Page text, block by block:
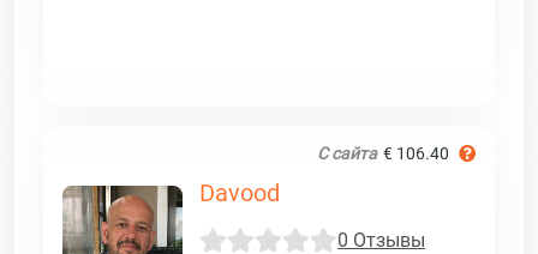
С сайта € 106.40
Davood
0 Отзывы